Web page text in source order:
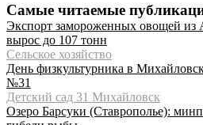
Самые читаемые
Экспорт замороженных овощей из
вырос до 107 тонн
Сельское хозяйство
День физкультурника в
№31
Детский сад 31 Михайловск
Озеро Барсуки (Ставрополье):